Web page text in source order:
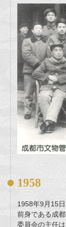
1958
1958年9月15
前身である成
委員会の主任